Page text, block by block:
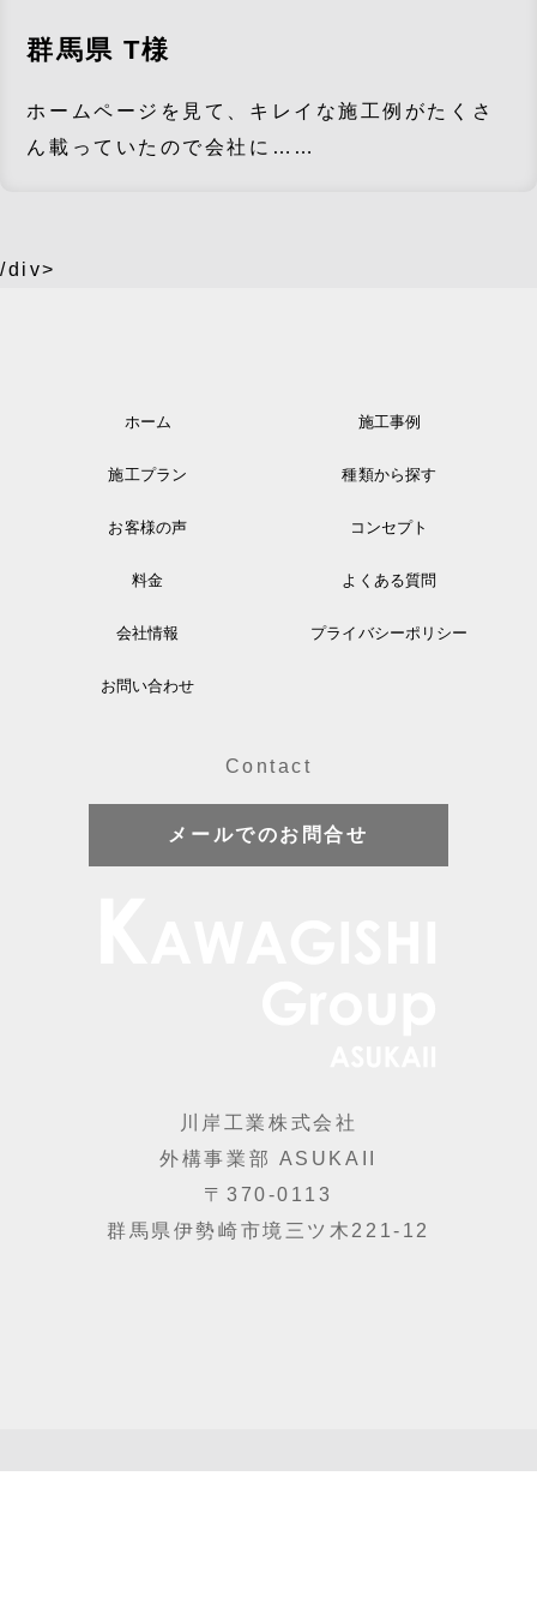
群馬県 T様
ホームページを見て、キレイな施工例がたくさ
ん載っていたので会社に……
/div>
ホーム 施工事例
施工プラン 種類から探す
お客様の声 コンセプト
料金 よくある質問
会社情報 プライバシーポリシー
お問い合わせ
Contact
メールでのお問合せ
川岸工業株式会社
外構事業部 ASUKAII
〒370-0113
群馬県伊勢崎市境三ツ木221-12